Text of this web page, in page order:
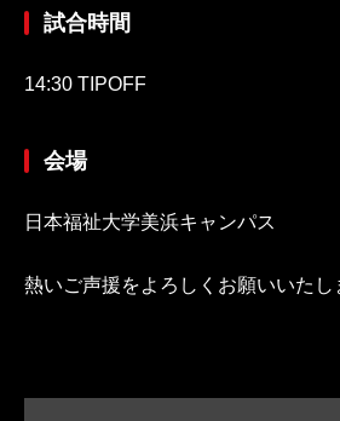
試合時間
14:30 TIPOFF
会場
日本福祉大学美浜キャンパス
熱いご声援をよろしくお願いいたし